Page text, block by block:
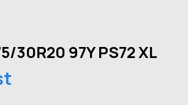
30R20 97Y PS72 XL